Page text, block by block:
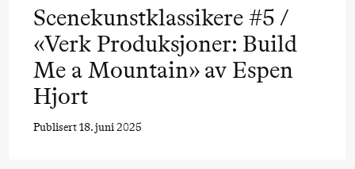
Scenekunstklassikere #5 /
«Verk Produksjoner: Build
Me a Mountain» av Espen
Hjort
Publisert 18. juni 2025